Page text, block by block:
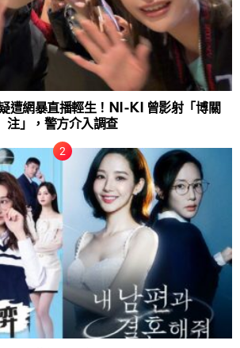
遭網暴直播輕生！NI-KI 曾影射「博關
注」，警方介入調查